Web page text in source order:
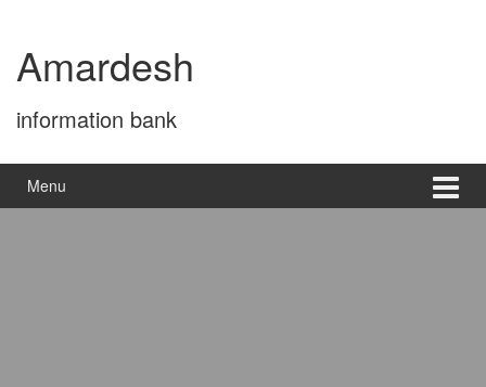
content
main
menuAmardesh
information bank
Menu